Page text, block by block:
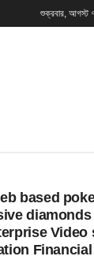
শুক্রবার, আগস্ট
based
diamonds
Video
Financial